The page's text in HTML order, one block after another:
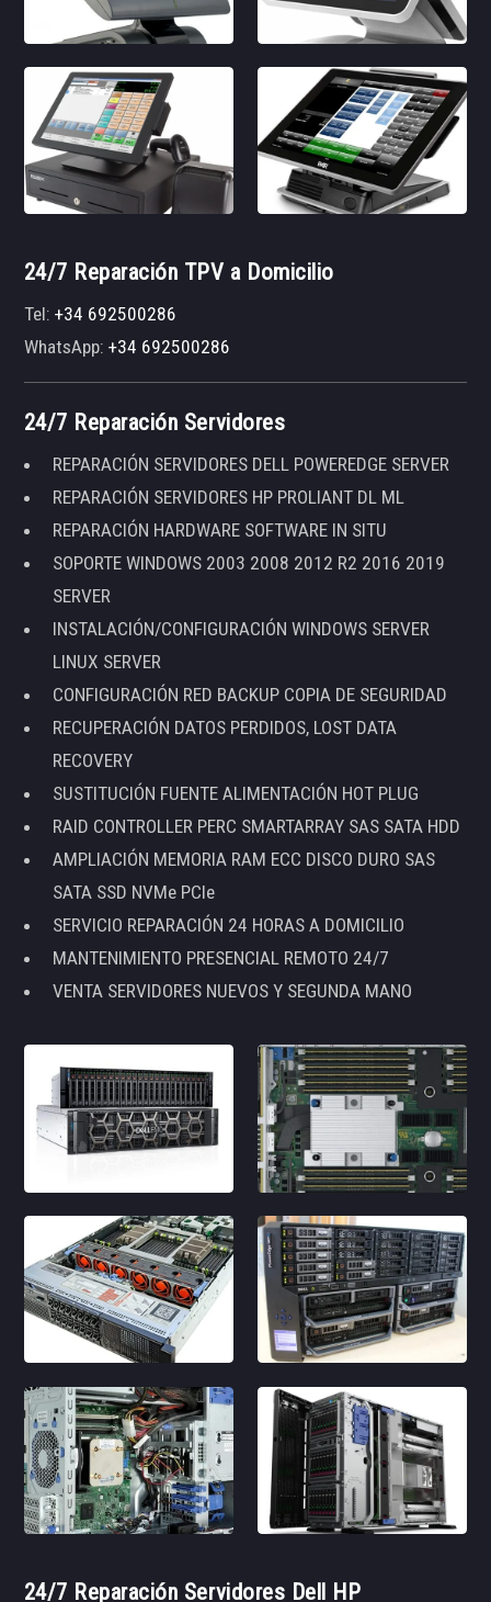
24/7 Reparación TPV a Domicilio
Tel:+34 692500286
WhatsApp:+34 692500286
24/7 Reparación Servidores
REPARACIÓN SERVIDORES DELL POWEREDGE SERVER
REPARACIÓN SERVIDORES HP PROLIANT DL ML
REPARACIÓN HARDWARE SOFTWARE IN SITU
SOPORTE WINDOWS 2003 2008 2012 R2 2016 2019
SERVER
INSTALACIÓN/CONFIGURACIÓN WINDOWS SERVER
LINUX SERVER
CONFIGURACIÓN RED BACKUP COPIA DE SEGURIDAD
RECUPERACIÓN DATOS PERDIDOS, LOST DATA
RECOVERY
SUSTITUCIÓN FUENTE ALIMENTACIÓN HOT PLUG
RAID CONTROLLER PERC SMARTARRAY SAS SATA HDD
AMPLIACIÓN MEMORIA RAM ECC DISCO DURO SAS
SATA SSD NVMe PCIe
SERVICIO REPARACIÓN 24 HORAS A DOMICILIO
MANTENIMIENTO PRESENCIAL REMOTO 24/7
VENTA SERVIDORES NUEVOS Y SEGUNDA MANO
24/7 Reparación Servidores Dell HP